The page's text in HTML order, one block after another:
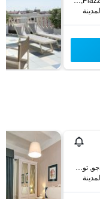
Viale Manin 27, بياريدجو, توسكانا, إيطاليا